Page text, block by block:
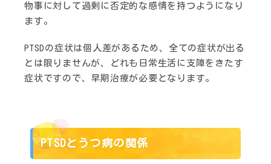
物事に対して過剰に否定的な感情を持つようになり
ます。
PTSDの症状は個人差があるため、全ての症状が出る
とは限りませんが、どれも日常生活に支障をきたす
症状ですので、早期治療が必要となります。
PTSDとうつ病の関係